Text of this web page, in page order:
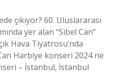
çıkıyor? 60. Uluslararası
yer alan “Sibel Can”
Hava Tiyatrosu’nda
Harbiye konseri 2024 ne
– İstanbul, İstanbul